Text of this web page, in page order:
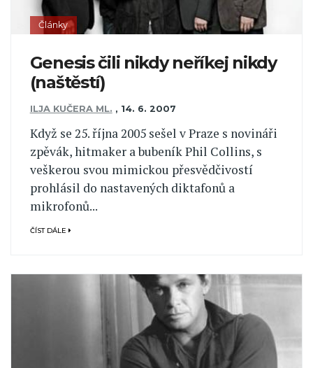
Články
Genesis čili nikdy neříkej nikdy
(naštěstí)
ILJA KUČERA ML. , 14. 6. 2007
Když se 25. října 2005 sešel v Praze s novináři
zpěvák, hitmaker a bubeník Phil Collins, s
veškerou svou mimickou přesvědčivostí
prohlásil do nastavených diktafonů a
mikrofonů...
ČÍST DÁLE